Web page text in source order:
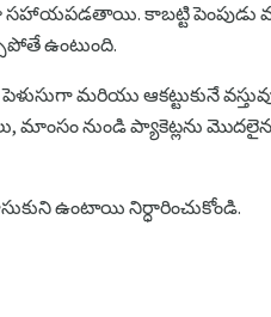
సహాయపడతాయి. కాబట్టి పెంపుడు
ఉంటుంది.
మరియు ఆకట్టుకునే
మాంసం నుండి ప్యాకెట్లను
ఉంటాయి నిర్ధారించుకోండి.